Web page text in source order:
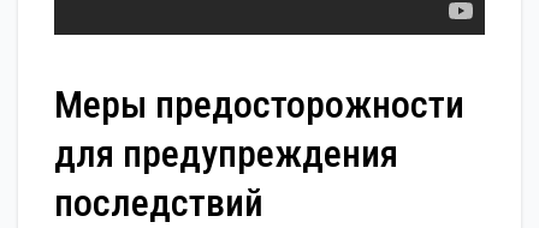
Меры предосторожности
для предупреждения
последствий